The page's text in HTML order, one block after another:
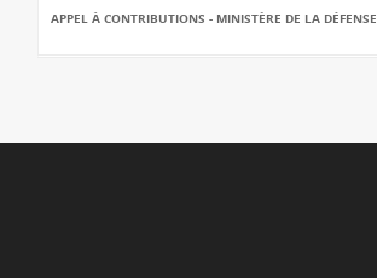
APPEL À CONTRIBUTIONS - MINISTÈRE DE LA DÉFENSE